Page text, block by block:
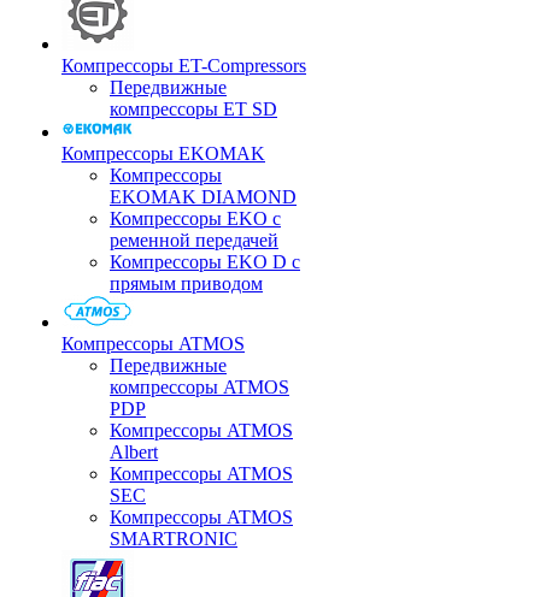
Компрессоры ET-Compressors
Передвижные
компрессоры ET SD
Компрессоры EKOMAK
Компрессоры
EKOMAK DIAMOND
Компрессоры EKO c
ременной передачей
Компрессоры EKO D с
прямым приводом
Компрессоры ATMOS
Передвижные
компрессоры ATMOS
PDP
Компрессоры ATMOS
Albert
Компрессоры ATMOS
SEC
Компрессоры ATMOS
SMARTRONIC